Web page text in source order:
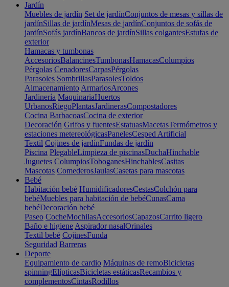
Jardín
Muebles de jardín Set de jardínConjuntos de mesas y sillas de
jardínSillas de jardínMesas de jardínConjuntos de sofás de
jardínSofás jardínBancos de jardínSillas colgantesEstufas de
exterior
Hamacas y tumbonas
AccesoriosBalancinesTumbonasHamacasColumpios
Pérgolas CenadoresCarpasPérgolas
Parasoles SombrillasParasolesToldos
Almacenamiento ArmariosArcones
Jardinería MaquinariaHuertos
UrbanosRiegoPlantasJardinerasCompostadores
Cocina BarbacoasCocina de exterior
Decoración Grifos y fuentesEstatuasMacetasTermómetros y
estaciones metereológicasPanelesCesped Artificial
Textil Cojines de jardínFundas de jardín
Piscina PlegableLimpieza de piscinasDuchaHinchable
Juguetes ColumpiosToboganesHinchablesCasitas
Mascotas ComederosJaulasCasetas para mascotas
Bebé
Habitación bebé HumidificadoresCestasColchón para
bebéMuebles para habitación de bebéCunasCama
bebéDecoración bebé
Paseo CocheMochilasAccesoriosCapazosCarrito ligero
Baño e higiene Aspirador nasalOrinales
Textil bebé CojinesFunda
Seguridad Barreras
Deporte
Equipamiento de cardio Máquinas de remoBicicletas
spinningElípticasBicicletas estáticasRecambios y
complementosCintasRodillos